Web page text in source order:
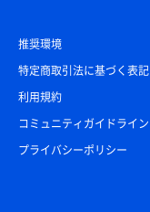
推奨環境
特定商取引法に基づく表記
利用規約
コミュニティガイドライン
プライバシーポリシー